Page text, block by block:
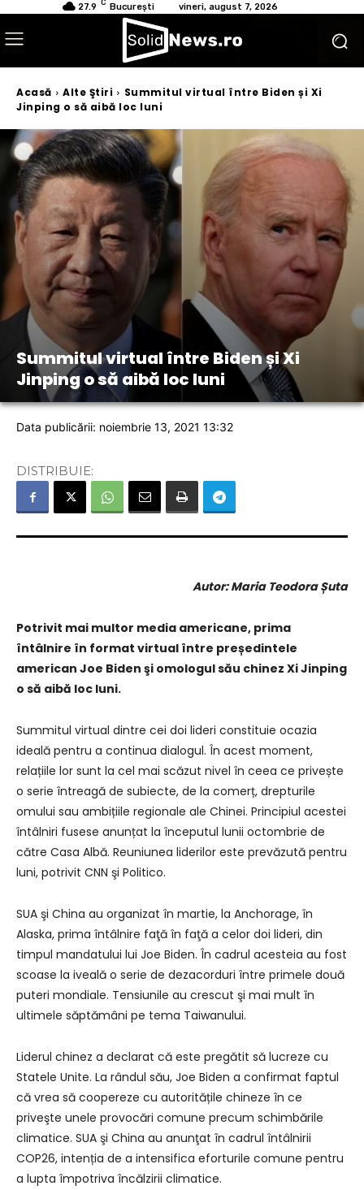
27.9 C București vineri, august 7, 2026
Acasă Alte Ştiri
Summitul virtual între Biden și Xi
Jinping o să aibă loc luni
Summitul virtual între Biden și Xi
Jinping o să aibă loc luni
Data publicării: noiembrie 13, 2021 13:32
DISTRIBUIE:
Autor: Maria Teodora Șuta
Potrivit mai multor media americane, prima
întâlnire în format virtual între președintele
american Joe Biden şi omologul său chinez Xi Jinping
o să aibă loc luni.
Summitul virtual dintre cei doi lideri constituie ocazia
ideală pentru a continua dialogul. În acest moment,
relațiile lor sunt la cel mai scăzut nivel în ceea ce privește
o serie întreagă de subiecte, de la comerț, drepturile
omului sau ambițiile regionale ale Chinei. Principiul acestei
întâlniri fusese anunțat la începutul lunii octombrie de
către Casa Albă. Reuniunea liderilor este prevăzută pentru
luni, potrivit CNN şi Politico.
SUA şi China au organizat în martie, la Anchorage, în
Alaska, prima întâlnire faţă în faţă a celor doi lideri, din
timpul mandatului lui Joe Biden. În cadrul acesteia au fost
scoase la iveală o serie de dezacorduri între primele două
puteri mondiale. Tensiunile au crescut şi mai mult în
ultimele săptămâni pe tema Taiwanului.
Liderul chinez a declarat că este pregătit să lucreze cu
Statele Unite. La rândul său, Joe Biden a confirmat faptul
că vrea să coopereze cu autoritățile chineze în ce
priveşte unele provocări comune precum schimbările
climatice. SUA şi China au anunţat în cadrul întâlnirii
COP26, intenția de a intensifica eforturile comune pentru
a lupta împotriva încălzirii climatice.